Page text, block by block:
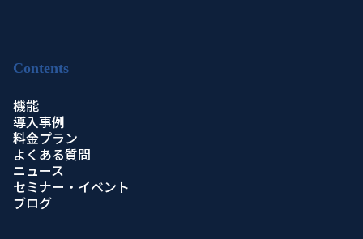
Contents
機能
導入事例
料金プラン
よくある質問
ニュース
セミナー・イベント
ブログ